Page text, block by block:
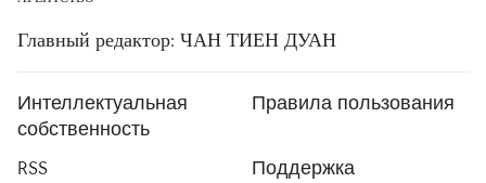
Главный редактор: ЧАН ТИЕН ДУАН
Интеллектуальная
собственность
Правила пользования
RSS Поддержка